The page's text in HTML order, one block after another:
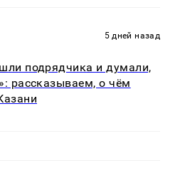
5 дней назад
подрядчика и думали,
рассказываем, о чём